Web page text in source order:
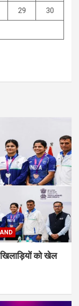
29 30
को खेल